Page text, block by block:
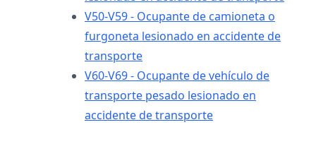
V50-V59 - Ocupante de camioneta o
furgoneta lesionado en accidente de
transporte
V60-V69 - Ocupante de vehículo de
transporte pesado lesionado en
accidente de transporte